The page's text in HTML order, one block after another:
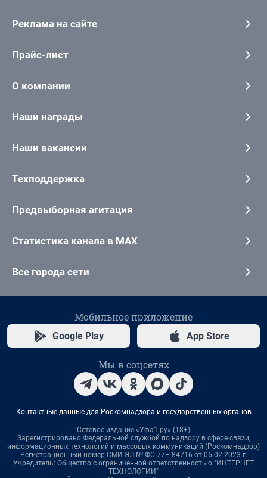
Реклама на сайте
Прайс-лист
О компании
Наши награды
Наши вакансии
Техподдержка
Предвыборная агитация
Статистика канала в MAX
Все города сети
Мобильное приложение
Google Play App Store
Мы в соцсетях
Контактные данные для Роскомнадзора и государственных органов
Сетевое издание «Уфа1.ру» (18+)
Зарегистрировано Федеральной службой по надзору в сфере связи,
информационных технологий и массовых коммуникаций (Роскомнадзор)
Регистрационный номер СМИ ЭЛ № ФС 77– 84716 от 06.02.2023 г.
Учредитель: Общество с ограниченной ответственностью "ИНТЕРНЕТ
ТЕХНОЛОГИИ"